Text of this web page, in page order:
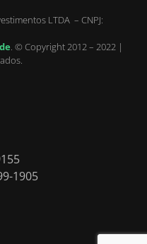
LTDA – CNPJ:
. © Copyright 2012 – 2022 |
1905